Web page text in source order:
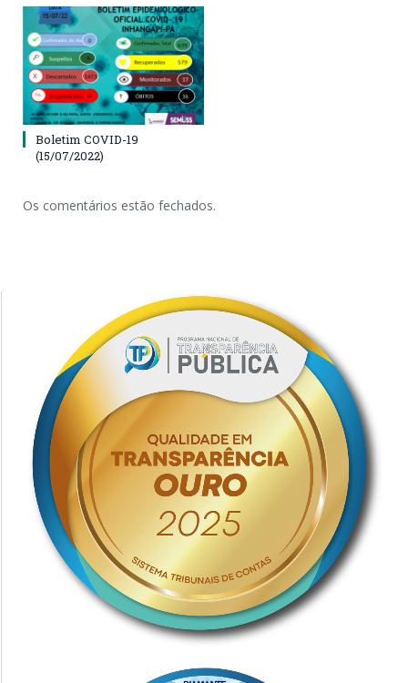
Boletim COVID-19
(15/07/2022)
Os comentários estão fechados.